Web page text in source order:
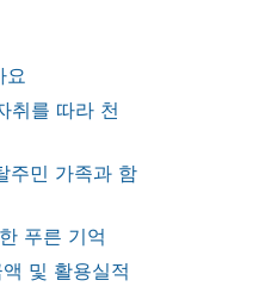
요
취를 따라 천
주민 가족과 함
푸른 기억
및 활용실적